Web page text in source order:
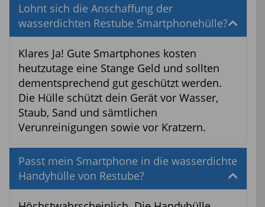
Lohnt sich die Anschaffung der
wasserdichten Restube Smartphonehülle?
Klares Ja! Gute Smartphones kosten
heutzutage eine Stange Geld und sollten
dementsprechend gut geschützt werden.
Die Hülle schützt dein Gerät vor Wasser,
Staub, Sand und sämtlichen
Verunreinigungen sowie vor Kratzern.
Passt mein Smartphone in die wasserdichte
Handyhülle von Restube?